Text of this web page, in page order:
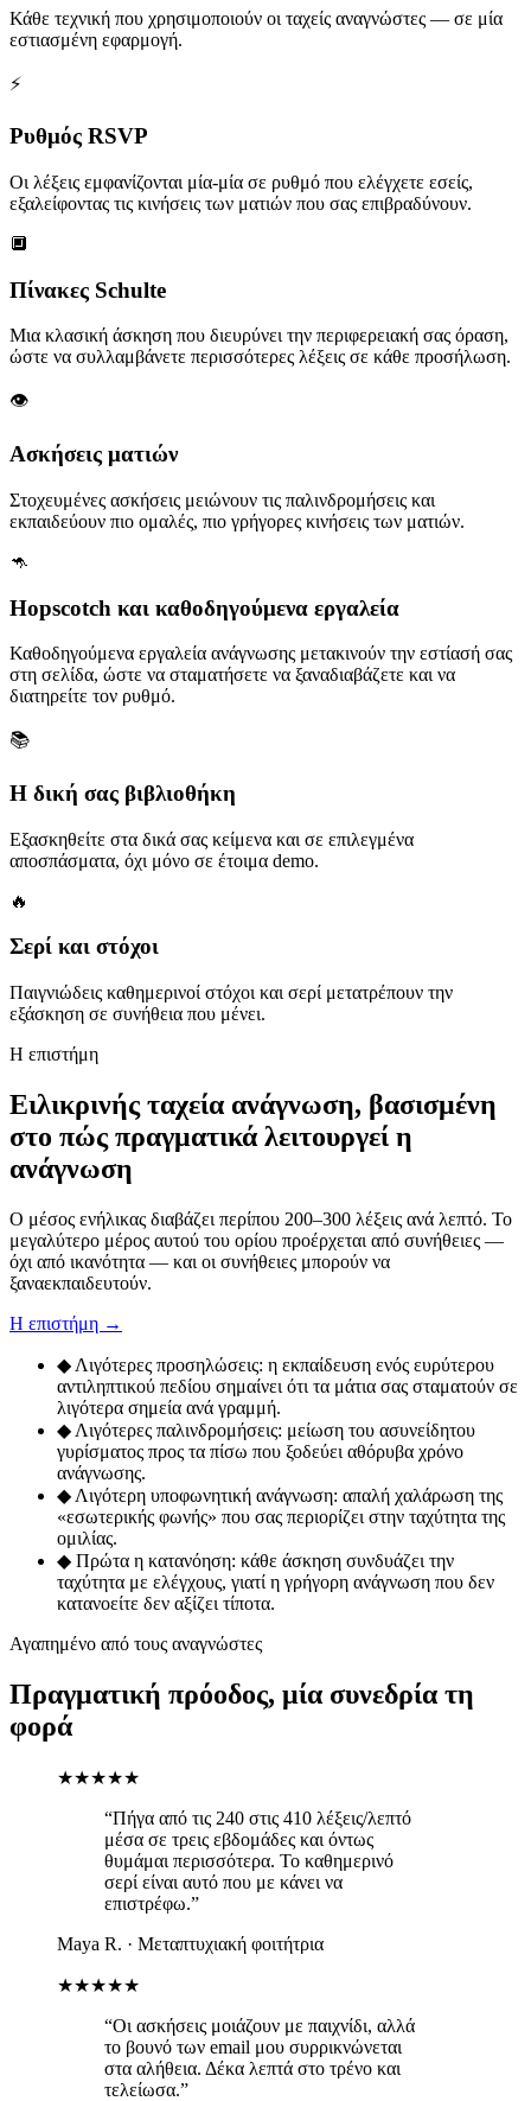
Κάθε τεχνική που χρησιμοποιούν οι ταχείς αναγνώστες — σε μία
εστιασμένη εφαρμογή.
⚡
Ρυθμός RSVP
Οι λέξεις εμφανίζονται μία-μία σε ρυθμό που ελέγχετε εσείς,
εξαλείφοντας τις κινήσεις των ματιών που σας επιβραδύνουν.
🔲
Πίνακες Schulte
Μια κλασική άσκηση που διευρύνει την περιφερειακή σας όραση,
ώστε να συλλαμβάνετε περισσότερες λέξεις σε κάθε προσήλωση.
👁️
Ασκήσεις ματιών
Στοχευμένες ασκήσεις μειώνουν τις παλινδρομήσεις και
εκπαιδεύουν πιο ομαλές, πιο γρήγορες κινήσεις των ματιών.
🦘
Hopscotch και καθοδηγούμενα εργαλεία
Καθοδηγούμενα εργαλεία ανάγνωσης μετακινούν την εστίασή σας
στη σελίδα, ώστε να σταματήσετε να ξαναδιαβάζετε και να
διατηρείτε τον ρυθμό.
📚
Η δική σας βιβλιοθήκη
Εξασκηθείτε στα δικά σας κείμενα και σε επιλεγμένα
αποσπάσματα, όχι μόνο σε έτοιμα demo.
🔥
Σερί και στόχοι
Παιγνιώδεις καθημερινοί στόχοι και σερί μετατρέπουν την
εξάσκηση σε συνήθεια που μένει.
Η επιστήμη
Ειλικρινής ταχεία ανάγνωση, βασισμένη
στο πώς πραγματικά λειτουργεί η
ανάγνωση
Ο μέσος ενήλικας διαβάζει περίπου 200–300 λέξεις ανά λεπτό. Το
μεγαλύτερο μέρος αυτού του ορίου προέρχεται από συνήθειες —
όχι από ικανότητα — και οι συνήθειες μπορούν να
ξαναεκπαιδευτούν.
Η επιστήμη →
◆ Λιγότερες προσηλώσεις: η εκπαίδευση ενός ευρύτερου
αντιληπτικού πεδίου σημαίνει ότι τα μάτια σας σταματούν σε
λιγότερα σημεία ανά γραμμή.
◆ Λιγότερες παλινδρομήσεις: μείωση του ασυνείδητου
γυρίσματος προς τα πίσω που ξοδεύει αθόρυβα χρόνο
ανάγνωσης.
◆ Λιγότερη υποφωνητική ανάγνωση: απαλή χαλάρωση της
«εσωτερικής φωνής» που σας περιορίζει στην ταχύτητα της
ομιλίας.
◆ Πρώτα η κατανόηση: κάθε άσκηση συνδυάζει την
ταχύτητα με ελέγχους, γιατί η γρήγορη ανάγνωση που δεν
κατανοείτε δεν αξίζει τίποτα.
Αγαπημένο από τους αναγνώστες
Πραγματική πρόοδος, μία συνεδρία τη
φορά
★★★★★
“Πήγα από τις 240 στις 410 λέξεις/λεπτό
μέσα σε τρεις εβδομάδες και όντως
θυμάμαι περισσότερα. Το καθημερινό
σερί είναι αυτό που με κάνει να
επιστρέφω.”
Maya R. · Μεταπτυχιακή φοιτήτρια
★★★★★
“Οι ασκήσεις μοιάζουν με παιχνίδι, αλλά
το βουνό των email μου συρρικνώνεται
στα αλήθεια. Δέκα λεπτά στο τρένο και
τελείωσα.”